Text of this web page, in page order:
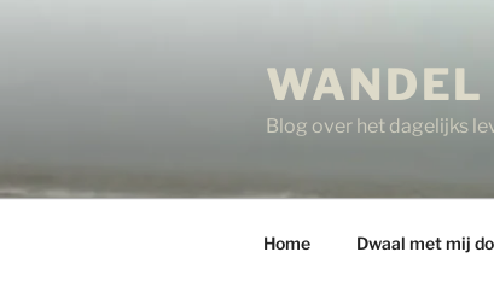
WANDEL
Blog over het dagelijks
Home Dwaal met mij